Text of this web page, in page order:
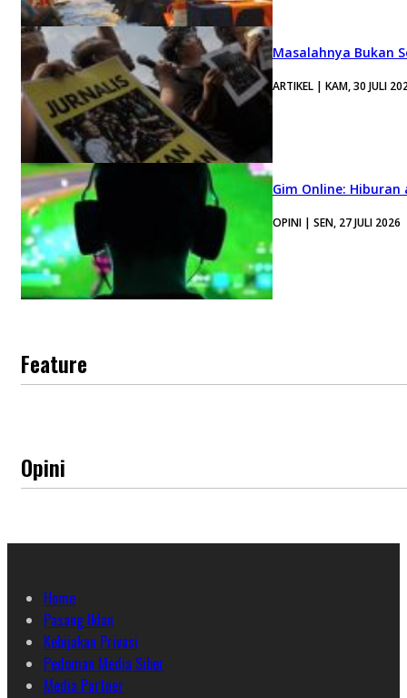
Masalahnya Bukan
ARTIKEL | KAM, 30 JULI
Gim Online:
OPINI | SEN, 27 JULI 2026
Feature
Opini
Home
Pasang Iklan
Kebijakan Privasi
Pedoman Media Siber
Media Partner